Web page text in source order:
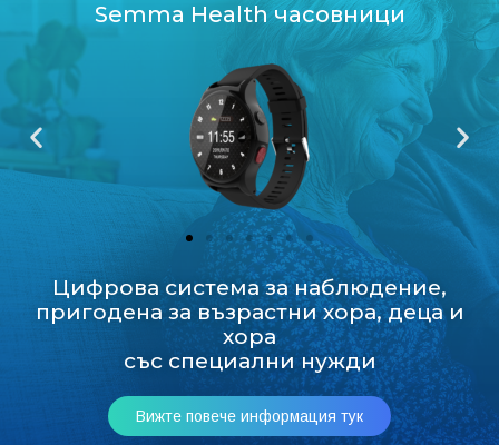
Semma Health часовници
Цифрова система за наблюдение,
пригодена за възрастни хора, деца и
хора
със специални нужди
Вижте повече информация тук